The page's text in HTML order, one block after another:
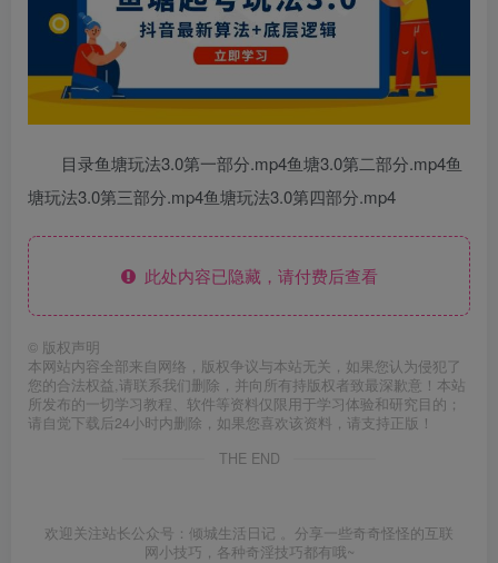
目录鱼塘玩法3.0第一部分.mp4鱼塘3.0第二部分.mp4鱼
塘玩法3.0第三部分.mp4鱼塘玩法3.0第四部分.mp4
此处内容已隐藏，请付费后查看
© 版权声明
本网站内容全部来自网络，版权争议与本站无关，如果您认为侵犯了
您的合法权益,请联系我们删除，并向所有持版权者致最深歉意！本站
所发布的一切学习教程、软件等资料仅限用于学习体验和研究目的；
请自觉下载后24小时内删除，如果您喜欢该资料，请支持正版！
THE END
欢迎关注站长公众号：倾城生活日记 。分享一些奇奇怪怪的互联
网小技巧，各种奇淫技巧都有哦~